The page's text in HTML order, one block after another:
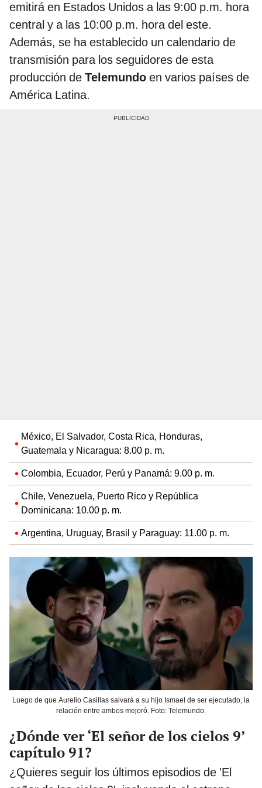
emitirá en Estados Unidos a las 9:00 p.m. hora
central y a las 10:00 p.m. hora del este.
Además, se ha establecido un calendario de
transmisión para los seguidores de esta
producción de Telemundo en varios países de
América Latina.
México, El Salvador, Costa Rica, Honduras,
Guatemala y Nicaragua: 8.00 p. m.
Colombia, Ecuador, Perú y Panamá: 9.00 p. m.
Chile, Venezuela, Puerto Rico y República
Dominicana: 10.00 p. m.
Argentina, Uruguay, Brasil y Paraguay: 11.00 p. m.
Luego de que Aurelio Casillas salvará a su hijo Ismael de ser ejecutado, la
relación entre ambos mejoró. Foto: Telemundo.
¿Dónde ver ‘El señor de los cielos 9’
capítulo 91?
¿Quieres seguir los últimos episodios de 'El